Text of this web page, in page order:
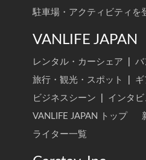
駐車場・アクティビティを
VANLIFE JAPAN
レンタル・カーシェア バ
旅行・観光・スポット
ビジネスシーン
インタ
VANLIFE JAPAN トップ
ライター一覧